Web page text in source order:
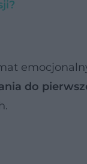
do